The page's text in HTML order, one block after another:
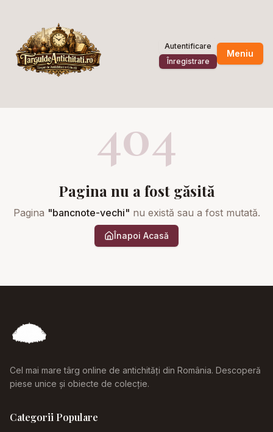
Autentificare
Înregistrare
Meniu
404
Pagina nu a fost găsită
Pagina "bancnote-vechi" nu există sau a fost mutată.
Înapoi Acasă
Cel mai mare târg online de antichități din România. Descoperă
piese unice și obiecte de colecție.
Categorii Populare